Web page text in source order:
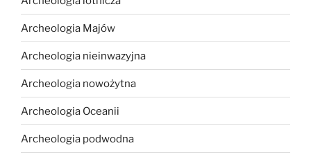
Archeologia Majów
Archeologia nieinwazyjna
Archeologia nowożytna
Archeologia Oceanii
Archeologia podwodna